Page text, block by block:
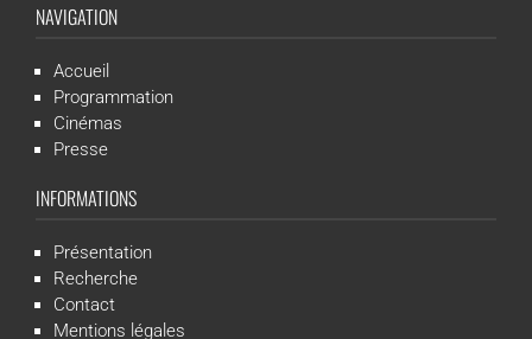
NAVIGATION
Accueil
Programmation
Cinémas
Presse
INFORMATIONS
Présentation
Recherche
Contact
Mentions légales